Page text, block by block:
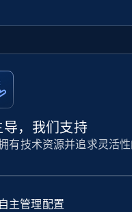
导，我们支持
有技术资源并追求灵活
自主管理配置